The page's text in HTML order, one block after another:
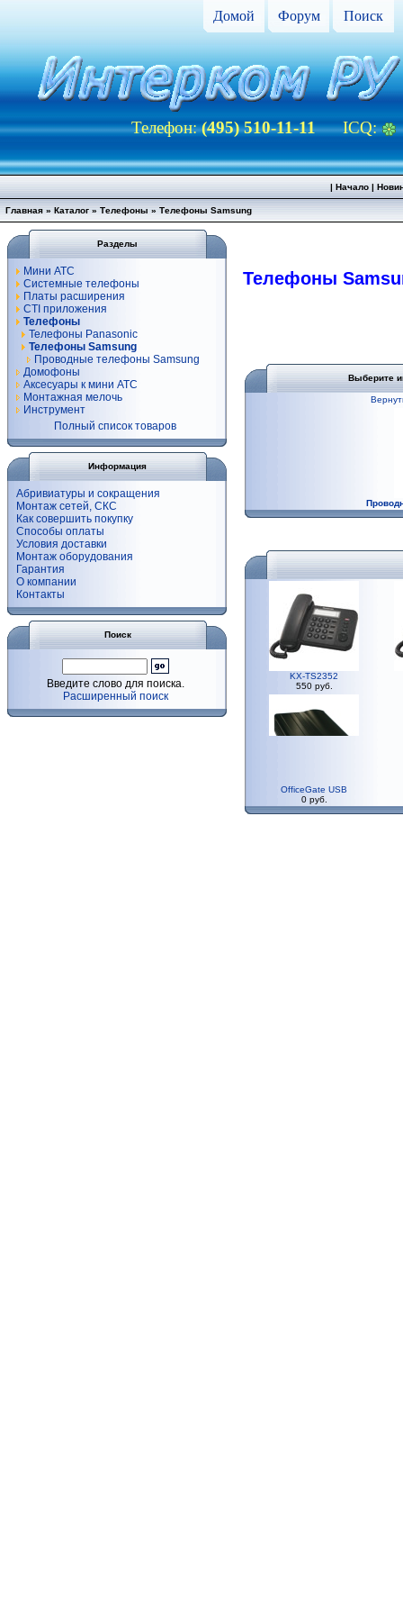
Домой Форум Поиск
Телефон:(495) 510-11-11ICQ:
| Начало|
Главная » Каталог » Телефоны » Телефоны Samsung
Разделы
Мини АТС
Системные телефоны
Платы расширения
CTI приложения
Телефоны
Телефоны Panasonic
Телефоны Samsung
Проводные телефоны Samsung
Домофоны
Аксесуары к мини АТС
Монтажная мелочь
Инструмент
Полный список товаров
Информация
Абривиатуры и сокращения
Монтаж сетей, СКС
Как совершить покупку
Способы оплаты
Условия доставки
Монтаж оборудования
Гарантия
О компании
Контакты
Поиск
Введите слово для поиска.
Расширенный поиск
Телефоны
Выберите
KX-TS2352
550 руб.
OfficeGate USB
0 руб.